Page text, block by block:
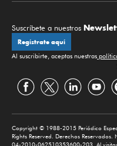
Suscríbete a nuestros
Regístrate aquí
Al suscribirte, aceptas nuestras
Copyright © 1988-2015 Periódico
Rights Reserved. Derechos
04-2010-062510353600-203. Al